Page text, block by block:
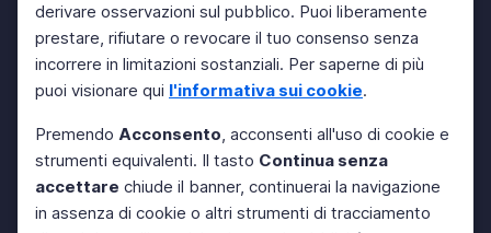
derivare osservazioni sul pubblico. Puoi liberamente
prestare, rifiutare o revocare il tuo consenso senza
incorrere in limitazioni sostanziali. Per saperne di più
puoi visionare qui l'informativa sui cookie.
Premendo Acconsento, acconsenti all'uso di cookie e
strumenti equivalenti. Il tasto Continua senza
accettare chiude il banner, continuerai la navigazione
in assenza di cookie o altri strumenti di tracciamento